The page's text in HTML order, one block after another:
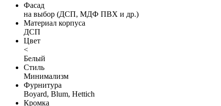
Фасад
на выбор (ДСП, МДФ ПВХ и др.)
Материал корпуса
ДСП
Цвет
<
Белый
Стиль
Минимализм
Фурнитура
Boyard, Blum, Hettich
Кромка